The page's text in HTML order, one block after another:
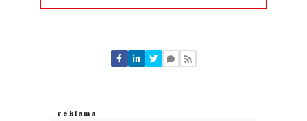
Nie znaleziono komentarzy
Zostaw swoje komentarze